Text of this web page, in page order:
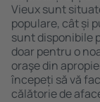
Vieux sunt
populare, cât și
sunt disponibile
doar pentru o
oraşe din
începeți să vă
călătorie de